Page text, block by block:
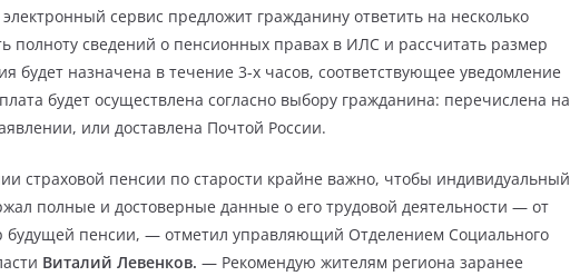
сервис предложит гражданину ответить на несколько
полноту сведений о пенсионных правах в ИЛС и рассчитать размер
будет назначена в течение 3-х часов, соответствующее уведомление
будет осуществлена согласно выбору гражданина: перечислена на
или доставлена Почтой России.
страховой пенсии по старости крайне важно, чтобы индивидуальный
полные и достоверные данные о его трудовой деятельности — от
будущей пенсии, — отметил управляющий Отделением Социального
Виталий Левенков. — Рекомендую жителям региона заранее